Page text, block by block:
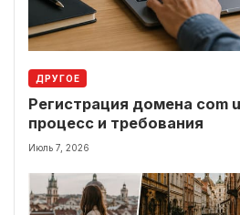
ДРУГОЕ
Регистрация домена com
процесс и требования
Июль 7, 2026